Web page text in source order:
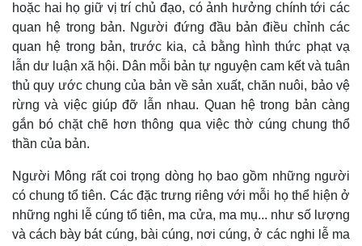
hoặc hai họ giữ vị trí chủ đạo, có ảnh hưởng chính tới các
quan hệ trong bản. Người đứng đầu bản điều chỉnh các
quan hệ trong bản, trước kia, cả bằng hình thức phạt vạ
lẫn dư luận xã hội. Dân mỗi bản tự nguyện cam kết và tuân
thủ quy ước chung của bản về sản xuất, chăn nuôi, bảo vệ
rừng và việc giúp đỡ lẫn nhau. Quan hệ trong bản càng
gắn bó chặt chẽ hơn thông qua việc thờ cúng chung thổ
thần của bản.
Người Mông rất coi trọng dòng họ bao gồm những người
có chung tổ tiên. Các đặc trưng riêng với mỗi họ thể hiện ở
những nghi lễ cúng tổ tiên, ma cửa, ma mụ... như số lượng
và cách bày bát cúng, bài cúng, nơi cúng, ở các nghi lễ ma